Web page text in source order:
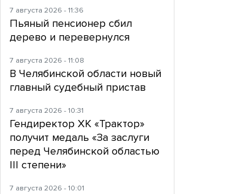
7 августа 2026 - 11:36
Пьяный пенсионер сбил
дерево и перевернулся
7 августа 2026 - 11:08
В Челябинской области новый
главный судебный пристав
7 августа 2026 - 10:31
Гендиректор ХК «Трактор»
получит медаль «За заслуги
перед Челябинской областью
III степени»
7 августа 2026 - 10:01